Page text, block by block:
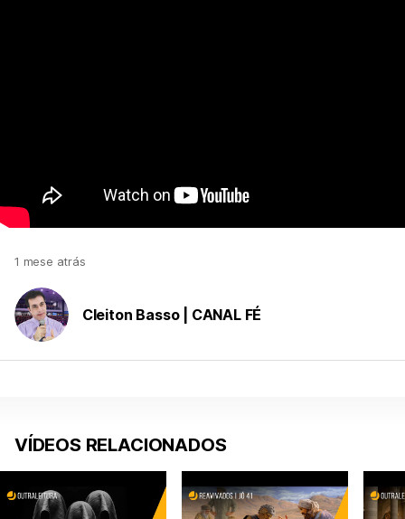
1 mese atrás
Cleiton Basso | CANAL FÉ
VÍDEOS RELACIONADOS